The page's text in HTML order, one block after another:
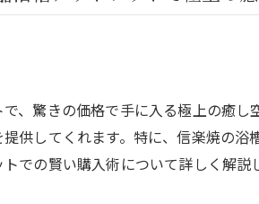
、驚きの価格で手に入る極上の癒
供してくれます。特に、信楽焼の
での賢い購入術について詳しく解説